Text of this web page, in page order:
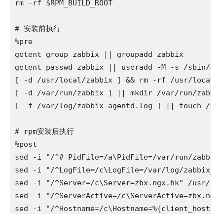
rm -rf $RPM_BUILD_ROOT
# 安装前执行
%pre
getent group zabbix || groupadd zabbix
getent passwd zabbix || useradd -M -s /sbin/
[ -d /usr/local/zabbix ] && rm -rf /usr/local/
[ -d /var/run/zabbix ] || mkdir /var/run/zabbix
[ -f /var/log/zabbix_agentd.log ] || touch /var/
# rpm安装后执行
%post
sed -i "/^# PidFile=/a\PidFile=/var/run/
sed -i "/^LogFile=/c\LogFile=/var/log/
sed -i "/^Server=/c\Server=zbx.ngx.hk" /usr/
sed -i "/^ServerActive=/
sed -i "/^Hostname=/